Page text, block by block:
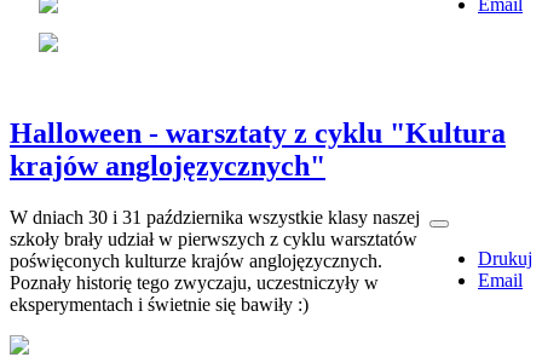
Email
Halloween - warsztaty z cyklu "Kultura
krajów anglojęzycznych"
Drukuj
Email
W dniach 30 i 31 października wszystkie klasy naszej
szkoły brały udział w pierwszych z cyklu warsztatów
poświęconych kulturze krajów anglojęzycznych.
Poznały historię tego zwyczaju, uczestniczyły w
eksperymentach i świetnie się bawiły :)